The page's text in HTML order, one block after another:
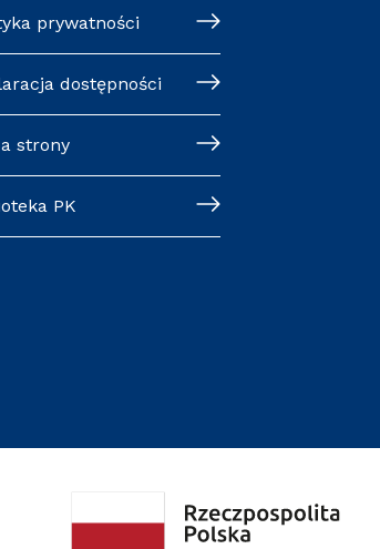
prywatności
dostępności
strony
PK